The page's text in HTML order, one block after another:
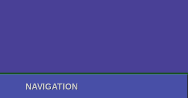
NAVIGATION